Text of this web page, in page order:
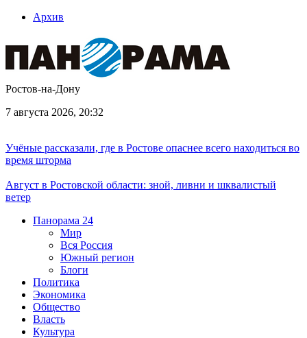
Архив
Ростов-на-Дону
7 августа 2026, 20:32
Учёные рассказали, где в Ростове опаснее всего находиться во
время шторма
Август в Ростовской области: зной, ливни и шквалистый
ветер
Панорама 24
Мир
Вся Россия
Южный регион
Блоги
Политика
Экономика
Общество
Власть
Культура